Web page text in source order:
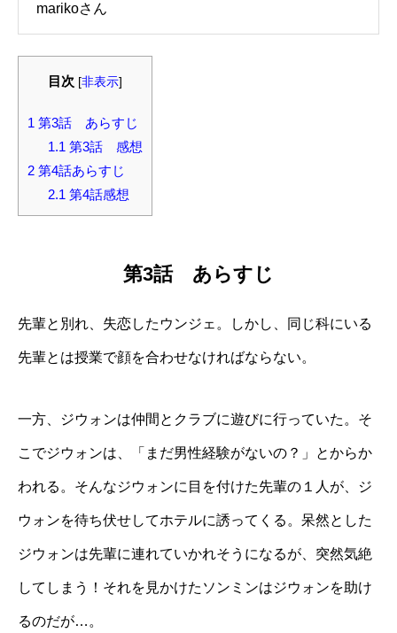
marikoさん
目次 [非表示]
1 第3話 あらすじ
1.1 第3話 感想
2 第4話あらすじ
2.1 第4話感想
第3話 あらすじ
先輩と別れ、失恋したウンジェ。しかし、同じ科にいる
先輩とは授業で顔を合わせなければならない。
一方、ジウォンは仲間とクラブに遊びに行っていた。そ
こでジウォンは、「まだ男性経験がないの？」とからか
われる。そんなジウォンに目を付けた先輩の１人が、ジ
ウォンを待ち伏せしてホテルに誘ってくる。呆然とした
ジウォンは先輩に連れていかれそうになるが、突然気絶
してしまう！それを見かけたソンミンはジウォンを助け
るのだが…。